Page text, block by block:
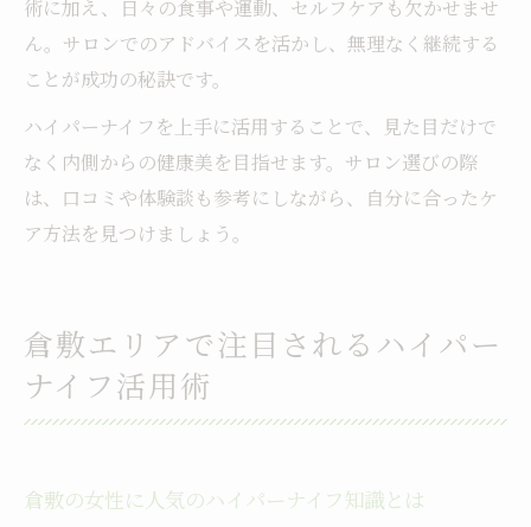
術に加え、日々の食事や運動、セルフケアも欠かせませ
ん。サロンでのアドバイスを活かし、無理なく継続する
ことが成功の秘訣です。
ハイパーナイフを上手に活用することで、見た目だけで
なく内側からの健康美を目指せます。サロン選びの際
は、口コミや体験談も参考にしながら、自分に合ったケ
ア方法を見つけましょう。
倉敷エリアで注目されるハイパー
ナイフ活用術
倉敷の女性に人気のハイパーナイフ知識とは